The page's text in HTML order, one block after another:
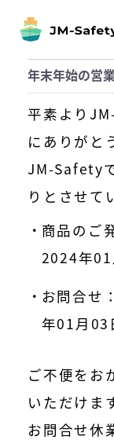
年末年始の営
平素より
にありがと
JM-Safety
りとさせて
商品のご
2024年
お問合せ
年01月03
ご不便をお
いただけま
お問合せ休